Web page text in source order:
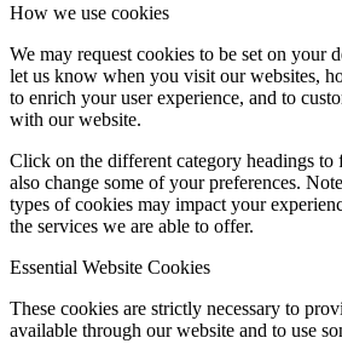
How we use cookies
We may request cookies to be set on your
let us know when you visit our websites,
to enrich your user experience, and to
with our website.
Click on the different category headings to
also change some of your preferences.
types of cookies may impact your
the services we are able to offer.
Essential Website Cookies
These cookies are strictly necessary to
available through our website and to use